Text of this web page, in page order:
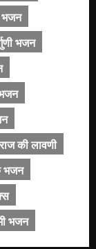
भजन
भजन
की लावणी
भजन
भजन